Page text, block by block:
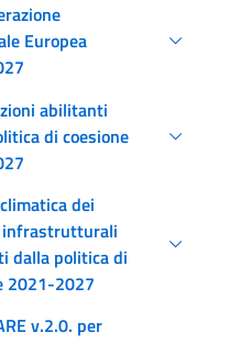
Europea
abilitanti
di coesione
dei
dalla politica di
2021-2027
v.2.0. per